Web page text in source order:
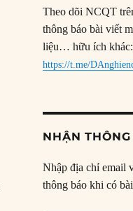
Theo dõi NCQT
thông báo bài viết
liệu… hữu ích khác:
https://t.me/
NHẬN
Nhập địa chỉ email
thông báo khi có